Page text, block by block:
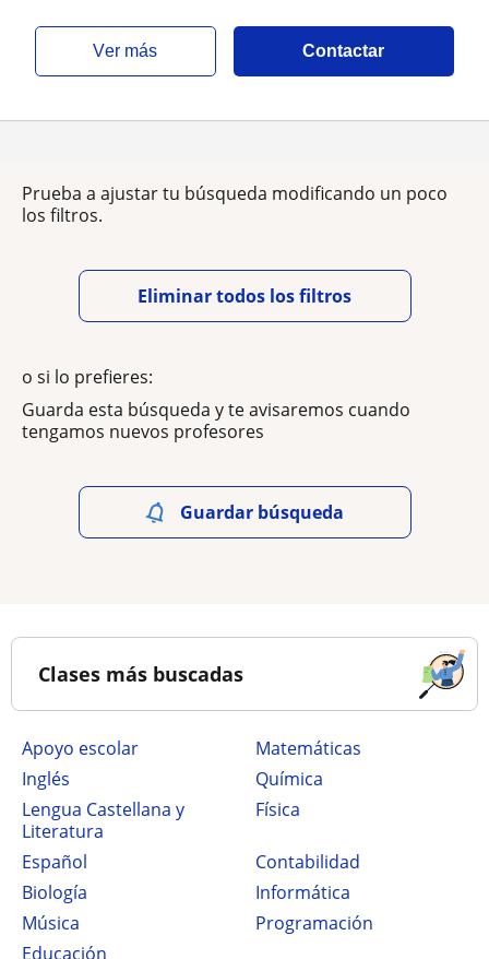
ver más Contactar
Prueba a ajustar tu búsqueda modificando un poco
los filtros.
Eliminar todos los filtros
o si lo prefieres:
Guarda esta búsqueda y te avisaremos cuando
tengamos nuevos profesores
Guardar búsqueda
Clases más buscadas
Apoyo escolar
Matemáticas
Inglés
Química
Lengua Castellana y
Literatura
Física
Español
Contabilidad
Biología
Informática
Música
Programación
Educación